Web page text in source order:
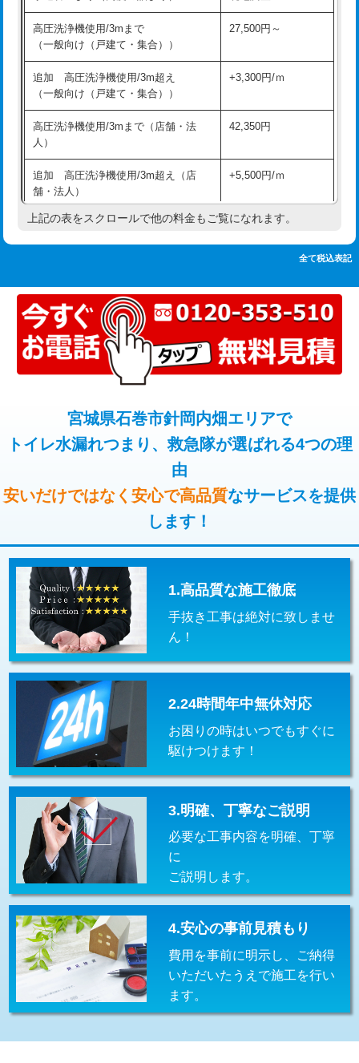
追加人工 16,500円
廃棄・処分 現場見積
※給水管工事は20mmまでの価格です。
持込商品取付（混合水栓）
持込商品取付（浄水器・分岐水栓） 16,500円
業）
排水管工事（追加 排水管工事/3ｍ超
え）
マス交換（土の掘削・埋め戻し作業） 11,000円~
マス交換（深さ50㎝以上） 66,000円
コンクリート斫り（厚さ10㎝まで） 27,500円
コンクリート斫り（厚さ10㎝超え） 38,500円
モルタル補修（厚さ10㎝まで） 27,500円
モルタル補修（厚さ10㎝超え） 38,500円
高圧洗浄機使用/3mまで
（一般向け（戸建て・集合））
27,500円～
追加 高圧洗浄機使用/3m超え
（一般向け（戸建て・集合））
+3,300円/ｍ
高圧洗浄機使用/3mまで（店舗・法
人）
42,350円
追加 高圧洗浄機使用/3m超え（店
舗・法人）
+5,500円/ｍ
高度高圧洗浄換 現地調査
トーラー機使用/3mまで 33,000円
追加トーラー機使用/3m超え +3,300円
カメラ調査 33,000円
止水・漏水調査・防水処理・清掃・修
理・調整・分解・加工など（軽作業）
11,000円
止水・漏水調査・防水処理・清掃・修
理・調整・分解・加工など（中作業）
止水・漏水調査・防水処理・清掃・修
その他部品の脱着
交換・取付（タンク） 22,000円+材料費
交換・取付(単水栓（壁付・デッキ
式）)
交換・取付(混合水栓（壁付・デッキ
式・ワンホール）)
交換・取付(排水栓・排水トラップ
（P/S/ポップアップ））
22,000円+材料費
交換・取付（その他部品） 11,000円+材料費
持込商品取付（単水栓） 13,200円
持込商品取付（混合水栓） 16,500円
持込商品取付（浄水器・分岐水栓） 16,500円
給水管工事※（バンド止め)
給水管工事※（支持金具設置) 5,500円
給水管工事※（保温材使用（バンド止
5,500円
上記の表をスクロールで他の料金もご覧になれます。
全て税込表記
宮城県石巻市針岡内畑エリアで
トイレ水漏れつまり、救急隊が選ばれる4つの理
由
安いだけではなく安心で高品質なサービスを提供
します！
1.高品質な施工徹底
手抜き工事は絶対に致しませ
ん！
2.24時間年中無休対応
お困りの時はいつでもすぐに
駆けつけます！
3.明確、丁寧なご説明
必要な工事内容を明確、丁寧
に
ご説明します。
4.安心の事前見積もり
費用を事前に明示し、ご納得
いただいたうえで施工を行い
ます。